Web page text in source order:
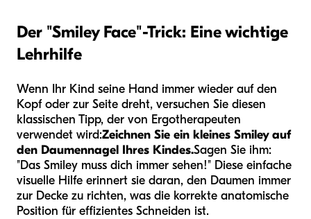
Der "Smiley Face"-Trick: Eine wichtige
Lehrhilfe
Wenn Ihr Kind seine Hand immer wieder auf den
Kopf oder zur Seite dreht, versuchen Sie diesen
klassischen Tipp, der von Ergotherapeuten
verwendet wird:Zeichnen Sie ein kleines Smiley auf
den Daumennagel Ihres Kindes.Sagen Sie ihm:
"Das Smiley muss dich immer sehen!" Diese einfache
visuelle Hilfe erinnert sie daran, den Daumen immer
zur Decke zu richten, was die korrekte anatomische
Position für effizientes Schneiden ist.